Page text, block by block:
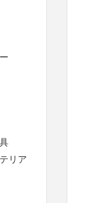
リア